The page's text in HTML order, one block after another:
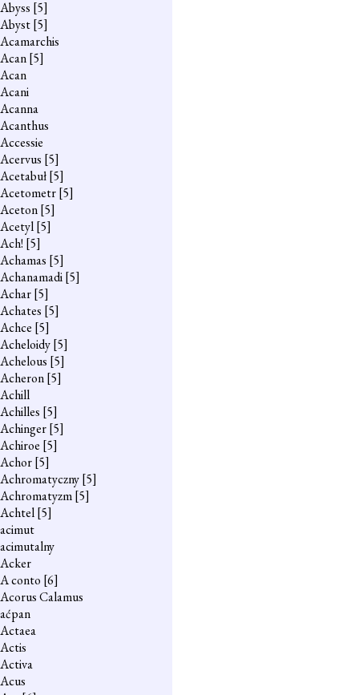
Abyss [5]
Abyst[5]
Acamarchis
Acan[5]
Acan
Acani
Acanna
Acanthus
Accessie
Acervus [5]
Acetabuł[5]
Acetometr[5]
Aceton[5]
Acetyl[5]
Ach! [5]
Achamas [5]
Achanamadi[5]
Achar[5]
Achates [5]
Achce [5]
Acheloidy[5]
Achelous [5]
Acheron[5]
Achill
Achilles [5]
Achinger[5]
Achiroe [5]
Achor[5]
Achromatyczny[5]
Achromatyzm[5]
Achtel[5]
acimut
acimutalny
Acker
A conto [6]
Acorus Calamus
aćpan
Actaea
Actis
Activa
Acus